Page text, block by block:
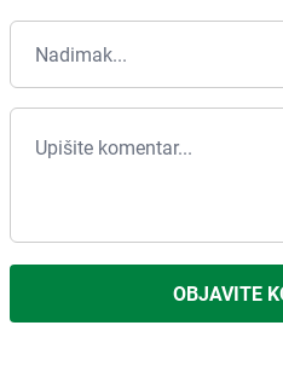
OBJAVITE